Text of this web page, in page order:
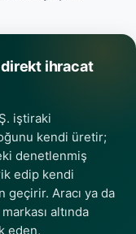
ihracat
iştiraki
kendi üretir;
denetlenmiş
edip kendi
Aracı ya da
altında
eden,